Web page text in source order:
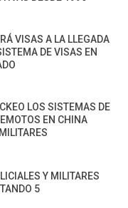
VISAS A LA LLEGADA
DE VISAS EN
LOS SISTEMAS DE
EN CHINA
Y MILITARES
5